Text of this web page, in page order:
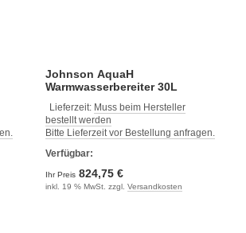
Johnson AquaH
Warmwasserbereiter 30L
Lieferzeit: Muss beim Hersteller
bestellt werden
Bitte Lieferzeit vor Bestellung anfragen.
Verfügbar:
Ihr Preis 824,75 €
inkl. 19 % MwSt. zzgl. Versandkosten